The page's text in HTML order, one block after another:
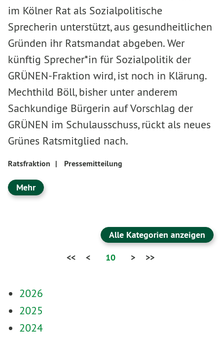
im Kölner Rat als Sozialpolitische
Sprecherin unterstützt, aus gesundheitlichen
Gründen ihr Ratsmandat abgeben. Wer
künftig Sprecher*in für Sozialpolitik der
GRÜNEN-Fraktion wird, ist noch in Klärung.
Mechthild Böll, bisher unter anderem
Sachkundige Bürgerin auf Vorschlag der
GRÜNEN im Schulausschuss, rückt als neues
Grünes Ratsmitglied nach.
Ratsfraktion | Pressemitteilung
Mehr
Alle Kategorien anzeigen
<<
< 10 > >>
2026
2025
2024